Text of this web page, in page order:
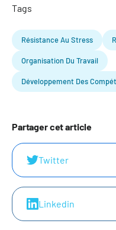
Tags
Résistance Au Stress
Organisation Du Travail
Développement Des
Partager cet article
Twitter
Linkedin